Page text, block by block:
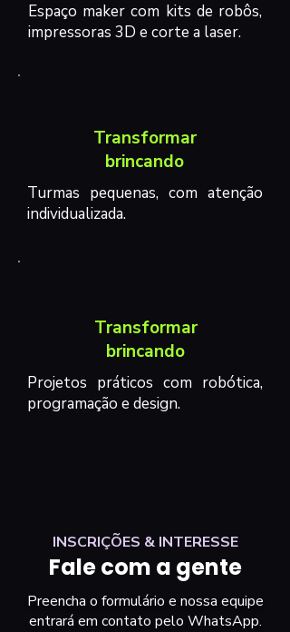
Espaço maker com kits de robôs,
impressoras 3D e corte a laser.
Transformar
brincando
Turmas pequenas, com atenção
individualizada.
Transformar
brincando
Projetos práticos com robótica,
programação e design.
INSCRIÇÕES & INTERESSE
Fale com a gente
Preencha o formulário e nossa equipe
entrará em contato pelo WhatsApp.